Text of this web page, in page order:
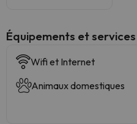
​Équipements et services
Wifi et Internet
Animaux domestiques